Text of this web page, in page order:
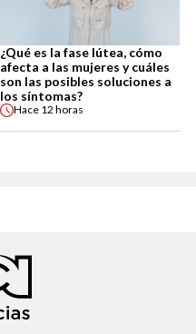
¿Qué es la fase lútea, cómo
afecta a las mujeres y cuáles
son las posibles soluciones a
los síntomas?
Hace 12 horas